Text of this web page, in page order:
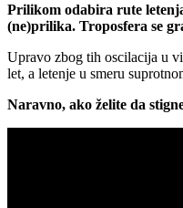
Prilikom odabira rute
(ne)prilika. Troposfera se
Upravo zbog tih oscilacija u
let, a letenje u smeru
Naravno, ako želite da